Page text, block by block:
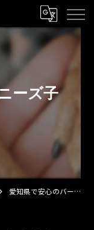
ーズ子
愛知県で安心のバーニーズ子犬育成法